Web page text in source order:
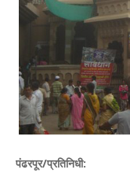
पंढरपूर/प्रतिनिधी: